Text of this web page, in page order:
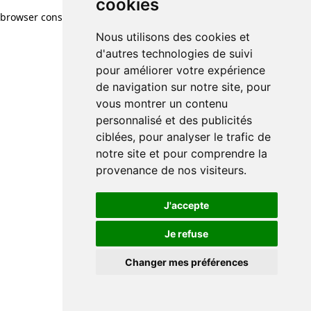
cookies
Nous utilisons des cookies et
d'autres technologies de suivi
pour améliorer votre expérience
de navigation sur notre site, pour
vous montrer un contenu
personnalisé et des publicités
ciblées, pour analyser le trafic de
notre site et pour comprendre la
provenance de nos visiteurs.
J'accepte
Je refuse
Changer mes préférences
browser console for more information)